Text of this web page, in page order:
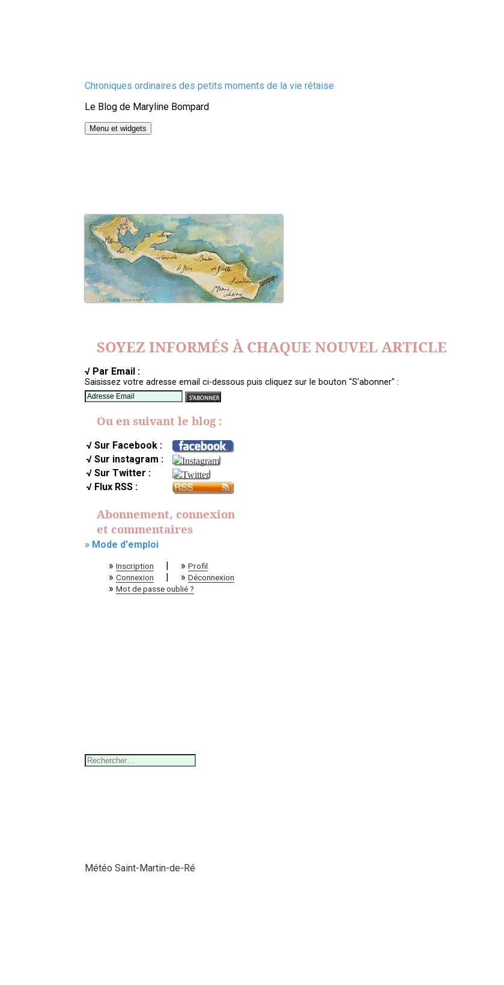
Chroniques ordinaires des petits moments de la vie rétaise
Le Blog de Maryline Bompard
Menu et widgets
SOYEZ INFORMÉS À CHAQUE NOUVEL ARTICLE
√ Par Email :
Saisissez votre adresse email ci-dessous puis cliquez sur le bouton "S'abonner" :
Ou en suivant le blog :
√ Sur Facebook :
√ Sur instagram :
√ Sur Twitter :
√ Flux RSS :
Abonnement, connexion
et commentaires
» Mode d'emploi
» Inscription » Profil
» Connexion » Déconnexion
» Mot de passe oublié ?
Rechercher :
Météo Saint-Martin-de-Ré